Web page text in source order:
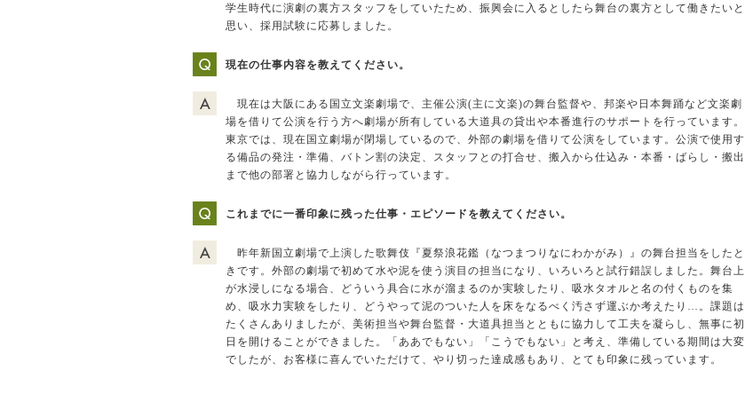
学生時代に演劇の裏方スタッフをしていたため、振興会に入るとしたら舞台の裏方として働きたいと
思い、採用試験に応募しました。
現在の仕事内容を教えてください。
現在は大阪にある国立文楽劇場で、主催公演(主に文楽)の舞台監督や、邦楽や日本舞踊など文楽劇
場を借りて公演を行う方へ劇場が所有している大道具の貸出や本番進行のサポートを行っています。
東京では、現在国立劇場が閉場しているので、外部の劇場を借りて公演をしています。公演で使用す
る備品の発注・準備、バトン割の決定、スタッフとの打合せ、搬入から仕込み・本番・ばらし・搬出
まで他の部署と協力しながら行っています。
これまでに一番印象に残った仕事・エピソードを教えてください。
昨年新国立劇場で上演した歌舞伎『夏祭浪花鑑（なつまつりなにわかがみ）』の舞台担当をしたと
きです。外部の劇場で初めて水や泥を使う演目の担当になり、いろいろと試行錯誤しました。舞台上
が水浸しになる場合、どういう具合に水が溜まるのか実験したり、吸水タオルと名の付くものを集
め、吸水力実験をしたり、どうやって泥のついた人を床をなるべく汚さず運ぶか考えたり…。課題は
たくさんありましたが、美術担当や舞台監督・大道具担当とともに協力して工夫を凝らし、無事に初
日を開けることができました。「ああでもない」「こうでもない」と考え、準備している期間は大変
でしたが、お客様に喜んでいただけて、やり切った達成感もあり、とても印象に残っています。